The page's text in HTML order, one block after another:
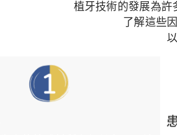
植牙技術的發展為許
了解這些